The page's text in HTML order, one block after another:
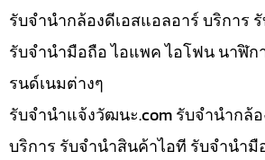
รับจำนำกล้องดีเอสแอลอาร์ บริการ
รับจำนำมือถือ ไอแพค ไอโฟน นาฬิก
รนด์เนมต่างๆ
รับจํานําแจ้งวัฒนะ.com รับจำนำกล้
บริการ รับจำนำสินค้าไอที รับจำนำมื